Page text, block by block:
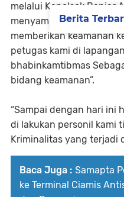
melalui Kapolsek Banjar
menyampaikan,
memberikan keamanan
petugas kami di
bhabinkamtibmas
bidang keamanan”.
“Sampai dengan hari ini
di lakukan personil kami
Kriminalitas yang terjadi
Baca Juga : Samapta
ke Terminal Ciamis
Berita